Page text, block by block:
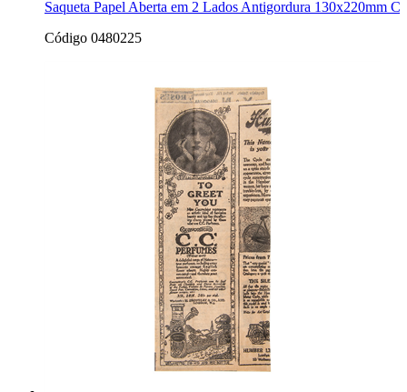
Saqueta Papel Aberta em 2 Lados Antigordura 130x220mm
Código 0480225